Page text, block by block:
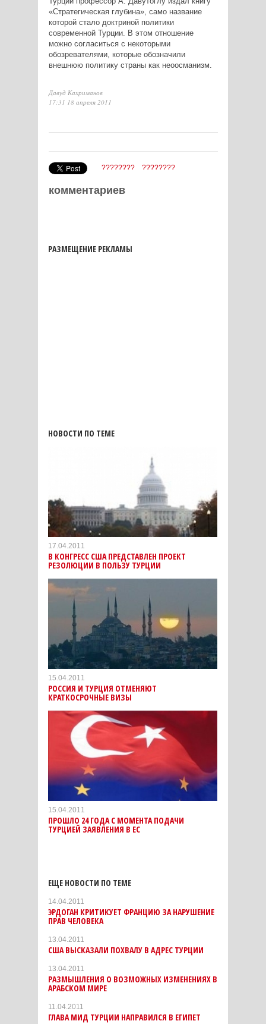
«Стратегическая глубина», само название
которой стало доктриной политики
современной Турции. В этом отношение
можно согласиться с некоторыми
обозревателями, которые обозначили
внешнюю политику страны как неоосманизм.
Давуд Кахриманов
17:31 18 апреля 2011
???????? ????????
комментариев
РАЗМЕЩЕНИЕ РЕКЛАМЫ
НОВОСТИ ПО ТЕМЕ
17.04.2011
В КОНГРЕСС США ПРЕДСТАВЛЕН ПРОЕКТ
РЕЗОЛЮЦИИ В ПОЛЬЗУ ТУРЦИИ
15.04.2011
РОССИЯ И ТУРЦИЯ ОТМЕНЯЮТ
КРАТКОСРОЧНЫЕ ВИЗЫ
15.04.2011
ПРОШЛО 24 ГОДА С МОМЕНТА ПОДАЧИ
ТУРЦИЕЙ ЗАЯВЛЕНИЯ В ЕС
ЕЩЕ НОВОСТИ ПО ТЕМЕ
14.04.2011
ЭРДОГАН КРИТИКУЕТ ФРАНЦИЮ ЗА НАРУШЕНИЕ
ПРАВ ЧЕЛОВЕКА
13.04.2011
США ВЫСКАЗАЛИ ПОХВАЛУ В АДРЕС ТУРЦИИ
13.04.2011
РАЗМЫШЛЕНИЯ О ВОЗМОЖНЫХ ИЗМЕНЕНИЯХ В
АРАБСКОМ МИРЕ
11.04.2011
ГЛАВА МИД ТУРЦИИ НАПРАВИЛСЯ В ЕГИПЕТ